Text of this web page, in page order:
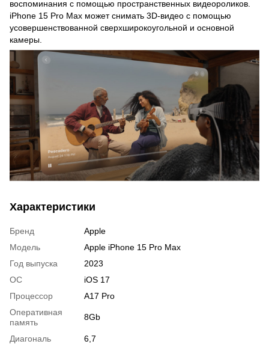
воспоминания с помощью пространственных видеороликов.
iPhone 15 Pro Max может снимать 3D-видео с помощью
усовершенствованной сверхширокоугольной и основной
камеры.
Характеристики
Бренд
Apple
Модель
Apple iPhone 15 Pro Max
Год выпуска
2023
ОС
iOS 17
Процессор
A17 Pro
Оперативная
память
8Gb
Диагональ
6,7